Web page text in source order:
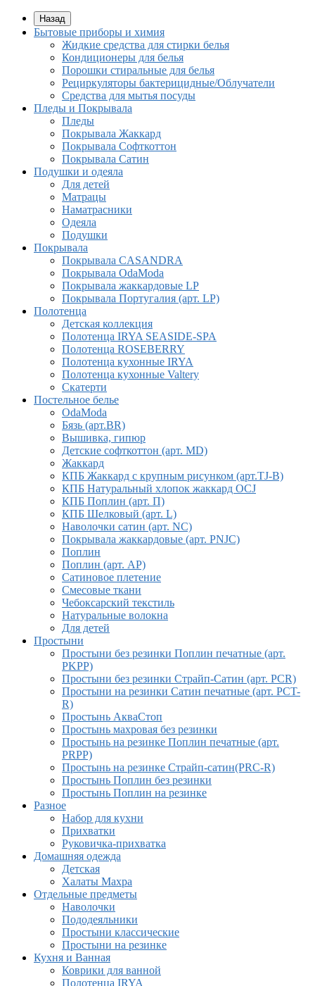
Назад
Бытовые приборы и химия
Жидкие средства для стирки белья
Кондиционеры для белья
Порошки стиральные для белья
Рециркуляторы бактерицидные/Облучатели
Средства для мытья посуды
Пледы и Покрывала
Пледы
Покрывала Жаккард
Покрывала Софткоттон
Покрывала Сатин
Подушки и одеяла
Для детей
Матрацы
Наматрасники
Одеяла
Подушки
Покрывала
Покрывалa CASANDRA
Покрывала OdaModa
Покрывала жаккардовые LP
Покрывала Португалия (арт. LP)
Полотенца
Детская коллекция
Полотенца IRYA SEASIDE-SPA
Полотенца ROSEBERRY
Полотенца кухонные IRYA
Полотенца кухонные Valtery
Скатерти
Постельное белье
OdaModa
Бязь (арт.BR)
Вышивка, гипюр
Детские софткоттон (арт. MD)
Жаккард
КПБ Жаккард с крупным рисунком (арт.TJ-B)
КПБ Натуральный хлопок жаккард OCJ
КПБ Поплин (арт. П)
КПБ Шелковый (арт. L)
Наволочки сатин (арт. NC)
Покрывала жаккардовые (арт. PNJC)
Поплин
Поплин (арт. AP)
Сатиновое плетение
Смесовые ткани
Чебоксарский текстиль
Натуральные волокна
Для детей
Простыни
Простыни без резинки Поплин печатные (арт.
PKPP)
Простыни без резинки Страйп-Сатин (арт. PCR)
Простыни на резинки Сатин печатные (арт. PCT-
R)
Простынь АкваСтоп
Простынь махровая без резинки
Простынь на резинке Поплин печатные (арт.
PRPP)
Простынь на резинке Страйп-сатин(PRC-R)
Простынь Поплин без резинки
Простынь Поплин на резинке
Разное
Набор для кухни
Прихватки
Руковичка-прихватка
Домашняя одежда
Детская
Халаты Махра
Отдельные предметы
Наволочки
Пододеяльники
Простыни классические
Простыни на резинке
Кухня и Ванная
Коврики для ванной
Полотенца IRYA